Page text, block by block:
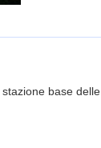
base delle